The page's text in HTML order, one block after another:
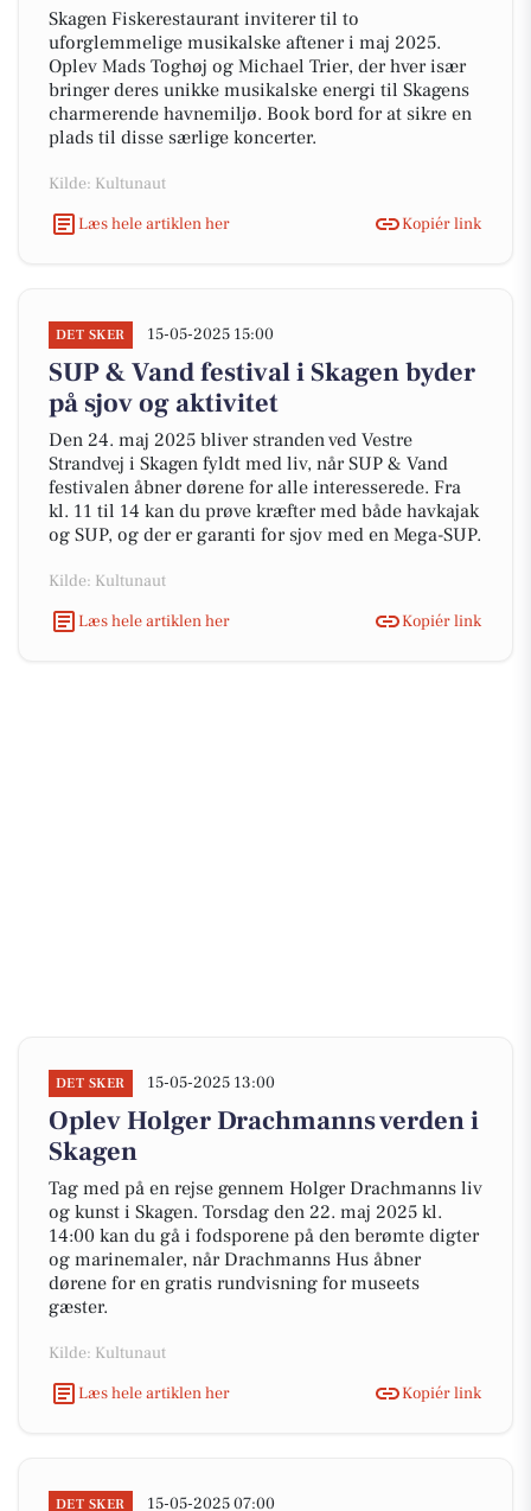
Skagen Fiskerestaurant inviterer til to
uforglemmelige musikalske aftener i maj 2025.
Oplev Mads Toghøj og Michael Trier, der hver især
bringer deres unikke musikalske energi til Skagens
charmerende havnemiljø. Book bord for at sikre en
plads til disse særlige koncerter.
Kilde: Kultunaut
Læs hele artiklen her
Kopiér link
DET SKER 15-05-2025 15:00
SUP & Vand festival i Skagen byder
på sjov og aktivitet
Den 24. maj 2025 bliver stranden ved Vestre
Strandvej i Skagen fyldt med liv, når SUP & Vand
festivalen åbner dørene for alle interesserede. Fra
kl. 11 til 14 kan du prøve kræfter med både havkajak
og SUP, og der er garanti for sjov med en Mega-SUP.
Kilde: Kultunaut
Læs hele artiklen her
Kopiér link
DET SKER 15-05-2025 13:00
Oplev Holger Drachmanns verden i
Skagen
Tag med på en rejse gennem Holger Drachmanns liv
og kunst i Skagen. Torsdag den 22. maj 2025 kl.
14:00 kan du gå i fodsporene på den berømte digter
og marinemaler, når Drachmanns Hus åbner
dørene for en gratis rundvisning for museets
gæster.
Kilde: Kultunaut
Læs hele artiklen her
Kopiér link
DET SKER 15-05-2025 07:00